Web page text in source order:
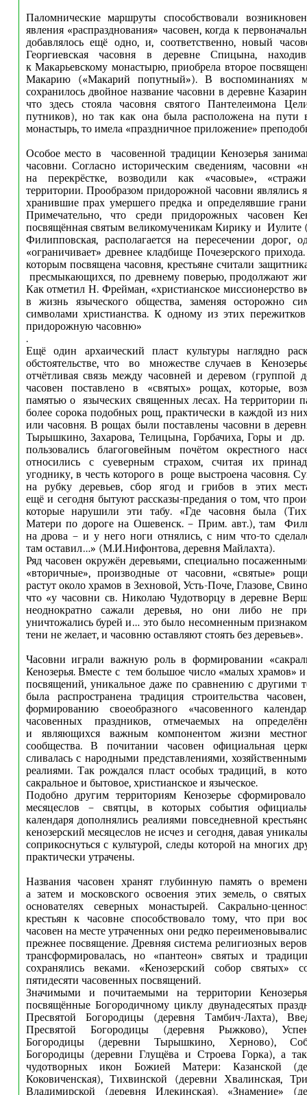
Паломнические маршруты способствовали
явления «распразднования» часовен, когда к
добавлялось ещё одно, и, соответственно, новый
Георгиевская часовня в деревне Спицына,
к Макарьевскому монастырю, приобрела второе
Макарию («Макарий попутный»). В воспоминаниях
сохранилось двойное название часовни в деревне
что здесь стояла часовня святого Пантелеимона
путников), но так как она была расположена на пути
монастырь, то имела «праздничное приложение»
Особое место в часовенной традиции Кенозерья
часовни. Согласно историческим сведениям, часовни
на перекрёстке, возводили как «часовые»,
территории. Прообразом придорожной часовни являлись
хранившие прах умершего предка и определявшие
Примечательно, что среди придорожных часовен
посвящённая святым великомученикам Кирику и Иулите
Филипповская, располагается на пересечении дорог,
«ограничивает» древнее кладбище Почезерского
которым посвящена часовня, крестьяне считали
пресмыкающихся, по древнему поверью, продолжают
Как отметил Н. Фрейман, «христианское миссионерство
в жизнь языческого общества, заменяя осторожно
символами христианства. К одному из этих пережитков
придорожную часовню»
.
Ещё один архаический пласт культуры наглядно
обстоятельстве, что во множестве случаев в
отчётливая связь между часовней и деревом (группой
часовен поставлено в «святых» рощах, которые,
памятью о языческих священных лесах. На территории
более сорока подобных рощ, практически в каждой из
или часовня. В рощах были поставлены часовни в
Тырышкино, Захарова, Телицына, Горбачиха, Горы и
пользовались благоговейным почётом окрестного
относились с суеверным страхом, считая их
угоднику, в честь которого в роще выстроена часовня.
на рубку деревьев, сбор ягод и грибов в этих
ещё и сегодня бытуют рассказы-предания о том, что
которые нарушили эти табу. «Где часовня была
Матери по дороге на Ошевенск. – Прим. авт.), там
на дрова – и у него ноги отнялись, с ним что-то
там оставил…» (М.И.Нифонтова, деревня Майлахта).
Ряд часовен окружён деревьями, специально
«вторичные», производные от часовни, «святые»
растут около храмов в Зехновой, Усть-Поче, Глазове,
что «у часовни св. Николаю Чудотворцу в деревне
неоднократно сажали деревья, но они либо не
уничтожались бурей и… это было несомненным
тени не желает, и часовню оставляют стоять без деревьев».
Часовни играли важную роль в формировании
Кенозерья. Вместе с тем большое число «малых храмов»
посвящений, уникальное даже по сравнению с другими
была распространена традиция строительства
формированию своеобразного «часовенного
часовенных праздников, отмечаемых на
и являющихся важным компонентом жизни местного
сообщества. В почитании часовен официальная
сливалась с народными представлениями,
реалиями. Так рождался пласт особых традиций, в
сакральное и бытовое, христианское и языческое.
Подобно другим территориям Кенозерье
месяцеслов – святцы, в которых события
календаря дополнялись реалиями повседневной
кенозерский месяцеслов не исчез и сегодня, давая
соприкоснуться с культурой, следы которой на многих
практически утрачены.
Названия часовен хранят глубинную память о
а затем и московского освоения этих земель, о
основателях северных монастырей. Сакрально-
крестьян к часовне способствовало тому, что при
часовен на месте утраченных они редко
прежнее посвящение. Древняя система религиозных
трансформировалась, но «пантеон» святых и
сохранялись веками. «Кенозерский собор святых»
пятидесяти часовенных посвящений.
Значимыми и почитаемыми на территории
посвящённые Богородичному циклу двунадесятых
Пресвятой Богородицы (деревня Тамбич-Лахта),
Пресвятой Богородицы (деревня Рыжково),
Богородицы (деревни Тырышкино, Херново),
Богородицы (деревни Глущёва и Строева Горка), а
чудотворных икон Божией Матери: Казанской
Коковиченская), Тихвинской (деревни Хвалинская,
Владимирской (деревня Илекинская), «Знамение»